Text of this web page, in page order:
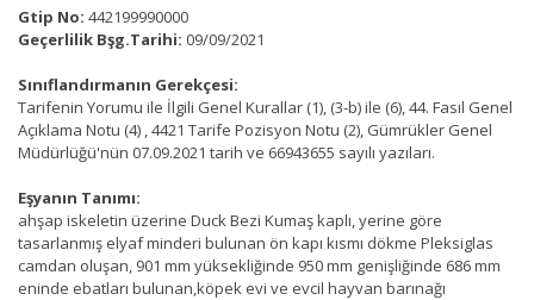
Gtip No: 442199990000
Geçerlilik Bşg.Tarihi: 09/09/2021
Sınıflandırmanın Gerekçesi:
Tarifenin Yorumu ile İlgili Genel Kurallar (1), (3-b) ile (6), 44. Fasıl Genel
Açıklama Notu (4) , 4421 Tarife Pozisyon Notu (2), Gümrükler Genel
Müdürlüğü'nün 07.09.2021 tarih ve 66943655 sayılı yazıları.
Eşyanın Tanımı:
ahşap iskeletin üzerine Duck Bezi Kumaş kaplı, yerine göre
tasarlanmış elyaf minderi bulunan ön kapı kısmı dökme Pleksiglas
camdan oluşan, 901 mm yüksekliğinde 950 mm genişliğinde 686 mm
eninde ebatları bulunan,köpek evi ve evcil hayvan barınağı